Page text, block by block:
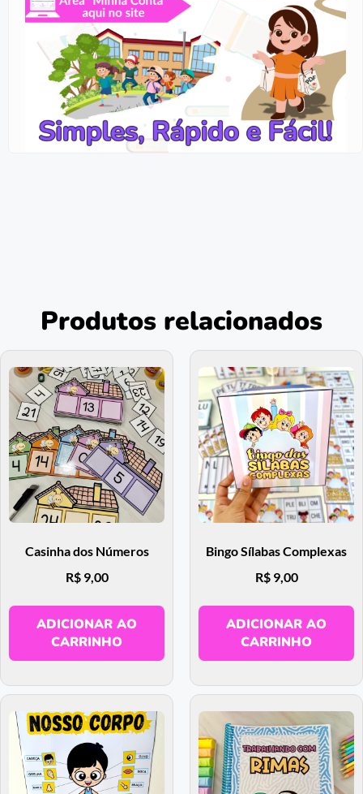
Produtos relacionados
Casinha dos Números
R$9,00
ADICIONAR AO
CARRINHO
Bingo Sílabas Complexas
R$9,00
ADICIONAR AO
CARRINHO